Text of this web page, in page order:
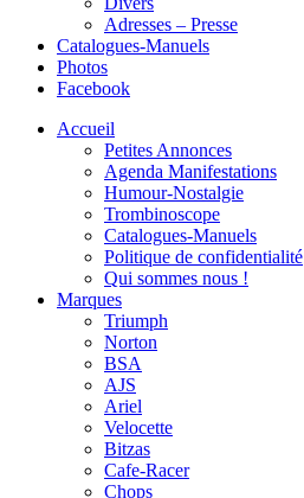
Adresses – Presse
Catalogues-Manuels
Photos
Facebook
Accueil
Petites Annonces
Agenda Manifestations
Humour-Nostalgie
Trombinoscope
Catalogues-Manuels
Politique de confidentialité
Qui sommes nous !
Marques
Triumph
Norton
BSA
AJS
Ariel
Velocette
Bitzas
Cafe-Racer
Chops